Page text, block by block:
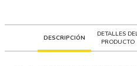
DESCRIPCIÓN
DETALLES
PRODUCTO